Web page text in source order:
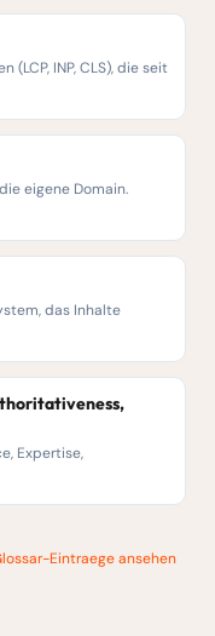
INP, CLS), die seit
eigene Domain.
das Inhalte
Expertise,
Eintraege ansehen